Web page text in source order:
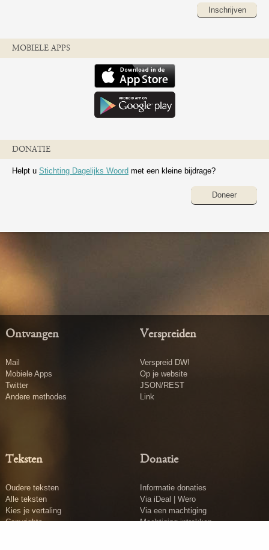
Inschrijven
MOBIELE APPS
DONATIE
Helpt u Stichting Dagelijks Woord met een kleine bijdrage?
Doneer
Ontvangen
Mail
Mobiele Apps
Twitter
Andere methodes
Verspreiden
Verspreid DW!
Op je website
JSON/REST
Link
Teksten
Oudere teksten
Alle teksten
Kies je vertaling
Copyrights
Donatie
Informatie donaties
Via iDeal | Wero
Via een machtiging
Machtiging intrekken